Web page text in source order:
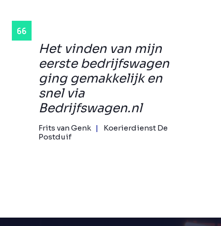
Het vinden van mijn
eerste bedrijfswagen
ging gemakkelijk en
snel via
Bedrijfswagen.nl
Frits van Genk
Koerierdienst De
Postduif